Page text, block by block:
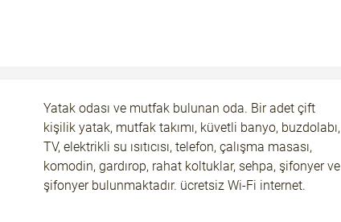
Yatak odası ve mutfak bulunan oda. Bir adet çift
kişilik yatak, mutfak takımı, küvetli banyo, buzdolabı,
TV, elektrikli su ısıtıcısı, telefon, çalışma masası,
komodin, gardırop, rahat koltuklar, sehpa, şifonyer ve
şifonyer bulunmaktadır. ücretsiz Wi-Fi internet.